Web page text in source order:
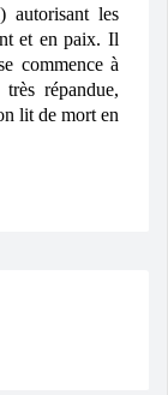
autorisant les
et en paix. Il
commence à
répandue,
lit de mort en